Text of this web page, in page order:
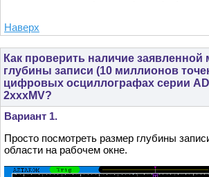
Наверх
Как проверить наличие
глубины записи (10 миллионов
цифровых осциллографах серии
2xxxMV?
Вариант 1.
Просто посмотреть размер глубины
области на рабочем окне.